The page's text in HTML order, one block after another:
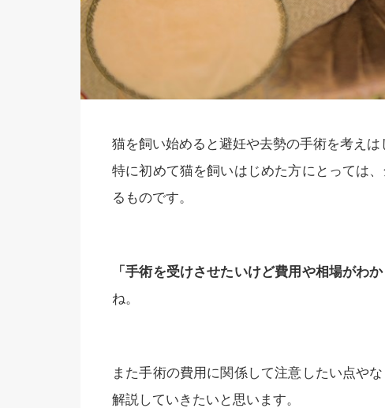
猫を飼い始めると避妊や去勢の手術を考えは
特に初めて猫を飼いはじめた方にとっては
るものです。
「手術を受けさせたいけど費用や相場がわか
ね。
また手術の費用に関係して注意したい点や
解説していきたいと思います。